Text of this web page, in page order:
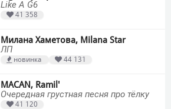
Like A G6
41 358
Милана Хаметова, Milana Star
ЛП
новинка 44 131
MACAN, Ramil'
Очередная грустная песня про тёлку
41 120